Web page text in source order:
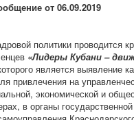
от 06.09.2019
политики проводится
«Лидеры Кубани –
является выявление
привлечения на
экономической и
в органы